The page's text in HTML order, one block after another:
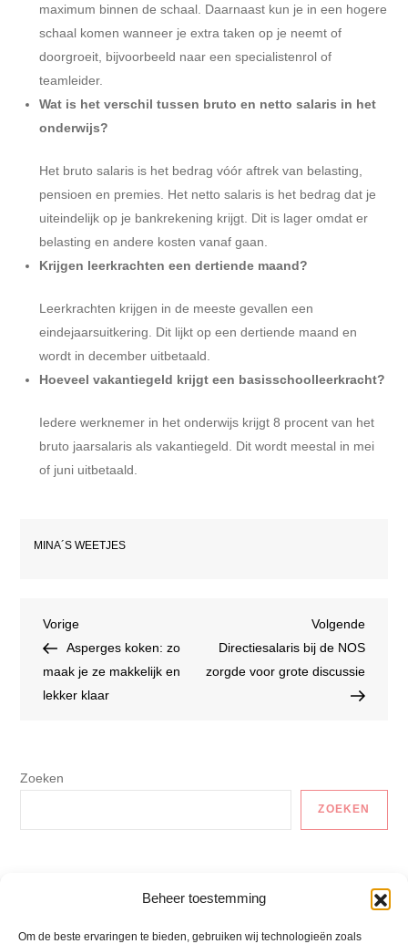
Beheer toestemming
Om de beste ervaringen te bieden, gebruiken wij technologieën zoals
maximum binnen de schaal. Daarnaast kun je in een hogere
schaal komen wanneer je extra taken op je neemt of
doorgroeit, bijvoorbeeld naar een specialistenrol of
teamleider.
Wat is het verschil tussen bruto en netto salaris in het
onderwijs?
Het bruto salaris is het bedrag vóór aftrek van belasting,
pensioen en premies. Het netto salaris is het bedrag dat je
uiteindelijk op je bankrekening krijgt. Dit is lager omdat er
belasting en andere kosten vanaf gaan.
Krijgen leerkrachten een dertiende maand?
Leerkrachten krijgen in de meeste gevallen een
eindejaarsuitkering. Dit lijkt op een dertiende maand en
wordt in december uitbetaald.
Hoeveel vakantiegeld krijgt een basisschoolleerkracht?
Iedere werknemer in het onderwijs krijgt 8 procent van het
bruto jaarsalaris als vakantiegeld. Dit wordt meestal in mei
of juni uitbetaald.
MINA´S WEETJES
Bericht
navigatie
Vorig
bericht
Vorige
Asperges koken: zo
maak je ze makkelijk en
lekker klaar
bericht
Volgende
Directiesalaris bij de NOS
zorgde voor grote discussie
Zoeken
ZOEKEN